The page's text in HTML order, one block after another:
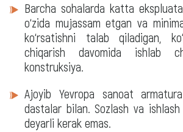
Barcha sohalarda katta
o‘zida mujassam etgan va
ko‘rsatishni talab qiladigan,
chiqarish davomida ishlab
konstruksiya.
Ajoyib Yevropa sanoat
dastalar bilan. Sozlash va
deyarli kerak emas.